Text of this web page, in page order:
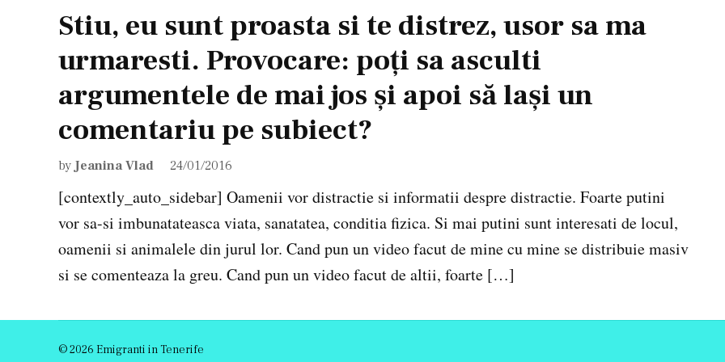
Stiu, eu sunt proasta si te distrez, usor sa ma
urmaresti. Provocare: poți sa asculti
argumentele de mai jos și apoi să lași un
comentariu pe subiect?
by Jeanina Vlad 24/01/2016
[contextly_auto_sidebar] Oamenii vor distractie si informatii despre distractie. Foarte putini
vor sa-si imbunatateasca viata, sanatatea, conditia fizica. Si mai putini sunt interesati de locul,
oamenii si animalele din jurul lor. Cand pun un video facut de mine cu mine se distribuie masiv
si se comenteaza la greu. Cand pun un video facut de altii, foarte […]
© 2026 Emigranti in Tenerife